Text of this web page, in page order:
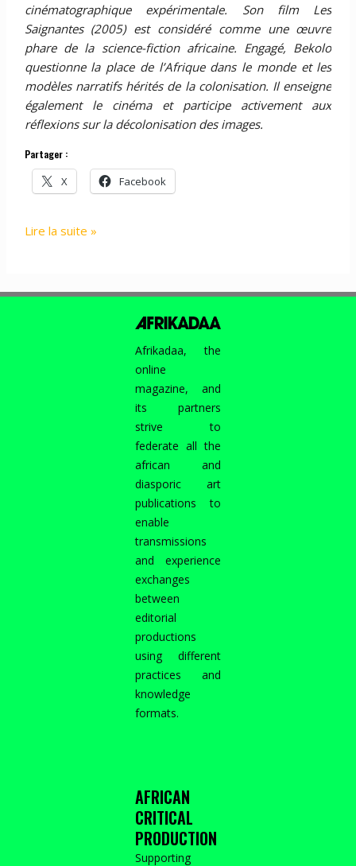
cinématographique expérimentale. Son film Les
Saignantes (2005) est considéré comme une œuvre
phare de la science-fiction africaine. Engagé, Bekolo
questionne la place de l’Afrique dans le monde et les
modèles narratifs hérités de la colonisation. Il enseigne
également le cinéma et participe activement aux
réflexions sur la décolonisation des images.
Partager :
X Facebook
AVOIR
Lire la suite »
Afrikadaa, the
online
magazine, and
its partners
strive to
federate all the
african and
diasporic art
publications to
enable
transmissions
and experience
exchanges
between
editorial
productions
using different
practices and
knowledge
formats.
AFRICAN
CRITICAL
PRODUCTION
Supporting